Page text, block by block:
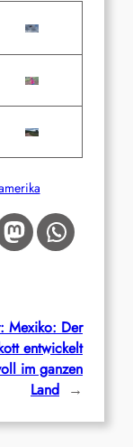
Mexiko: Der
entwickelt
im ganzen
Land →